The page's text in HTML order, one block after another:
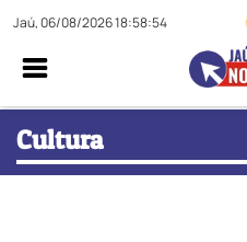
Jaú, 06/08/2026 18:58:55
Cultura